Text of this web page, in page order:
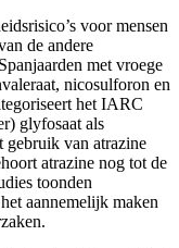
voor mensen
de andere
met vroege
nicosulforon en
het IARC
glyfosaat als
gebruik van atrazine
atrazine nog tot de
toonden
aannemelijk maken